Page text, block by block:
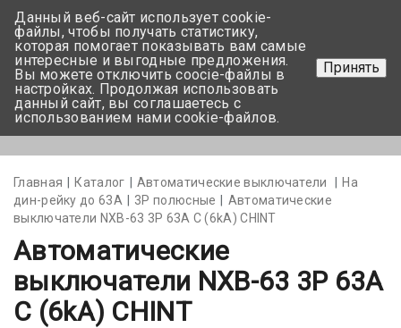
+375 17-350-99-56
+375 44-752-82-08
Задать вопрос
Главная Каталог Автоматические выключатели
На
дин-рейку до 63А
3Р полюсные
Автоматические
выключатели NXB-63 3P 63A С (6kA) CHINT
Автоматические
выключатели NXB-63 3P 63A
С (6kA) CHINT
Данный веб-сайт использует cookie-
файлы, чтобы получать статистику,
которая помогает показывать вам самые
интересные и выгодные предложения.
Вы можете отключить coocie-файлы в
настройках. Продолжая использовать
данный сайт, вы соглашаетесь с
использованием нами cookie-файлов.
Принять